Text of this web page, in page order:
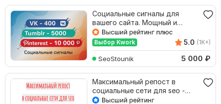
Социальные сигналы для
вашего сайта. Мощный и
качественный пакет
Выбор Kwork 5.0 (1K+)
SeoStounik 5 000 ₽
Максимальный репост в
социальные сети для seo -
ссылки + упоминания